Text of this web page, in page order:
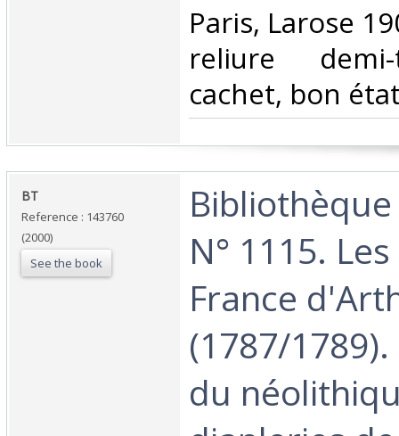
‎Paris, Larose
reliure
cachet, bon
‎BT ‎
Reference : 143760
(2000)
See the book
N° 1115.
France
(1787/
du